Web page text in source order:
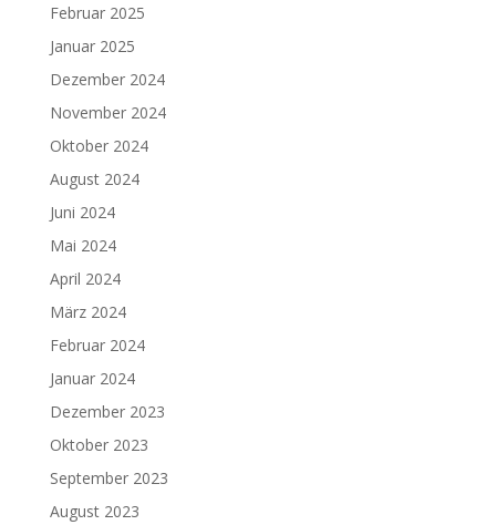
Februar 2025
Januar 2025
Dezember 2024
November 2024
Oktober 2024
August 2024
Juni 2024
Mai 2024
April 2024
März 2024
Februar 2024
Januar 2024
Dezember 2023
Oktober 2023
September 2023
August 2023